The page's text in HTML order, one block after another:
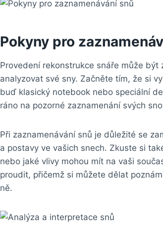
Pokyny pro
Provedení rekonstrukce snáře může
analyzovat své sny. Začněte tím, že si
buď klasický notebook nebo speciální
ráno na pozorné zaznamenání svých
Při zaznamenávání snů je důležité se
a postavy ve vašich snech. Zkuste si
nebo jaké vlivy mohou mít na vaši
proudit, přičemž si můžete dělat
ně.